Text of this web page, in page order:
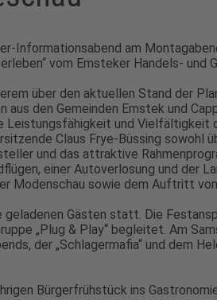
Informationsabend am
vom Emsteker Handels- und
über den aktuellen Stand der
den Gemeinden Emstek und
Leistungsfähigkeit und
Claus Frye-Büssing sowohl
und das attraktive
einer Autoverlosung und der
Modenschau sowie dem Auftritt
Gästen statt. Die
„Plug & Play“ begleitet. Am
der „Schlagermafia“ und dem
Bürgerfrühstück ins